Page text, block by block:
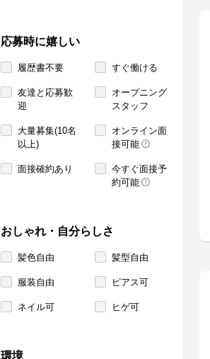
応募時に嬉しい
履歴書不要 すぐ働ける
友達と応募歓
迎
オープニング
スタッフ
大量募集(10名
以上)
オンライン面
接可能
面接確約あり
今すぐ面接予
約可能
おしゃれ・自分らしさ
髪色自由 髪型自由
服装自由 ピアス可
ネイル可 ヒゲ可
環境